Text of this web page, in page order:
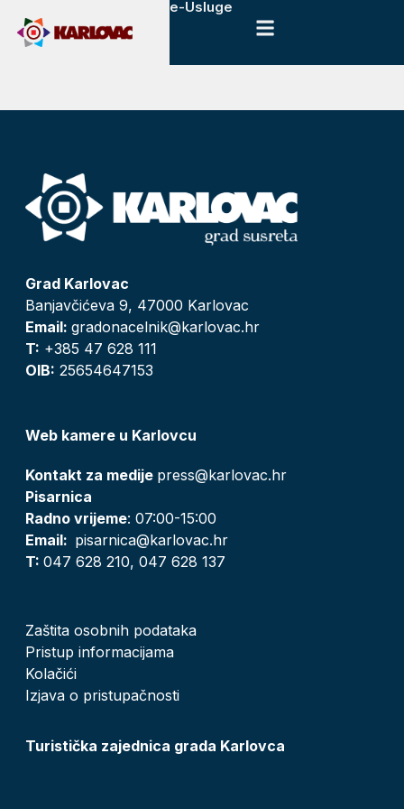
e-Usluge
Grad Karlovac
Banjavčićeva 9, 47000 Karlovac
Email: gradonacelnik@karlovac.hr
T: +385 47 628 111
OIB: 25654647153
Web kamere u Karlovcu
Kontakt za medije press@karlovac.hr
Pisarnica
Radno vrijeme: 07:00-15:00
Email: pisarnica@karlovac.hr
T: 047 628 210, 047 628 137
Zaštita osobnih podataka
Pristup informacijama
Kolačići
Izjava o pristupačnosti
Turistička zajednica grada Karlovca